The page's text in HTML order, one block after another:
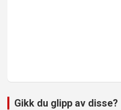
Gikk du glipp av disse?